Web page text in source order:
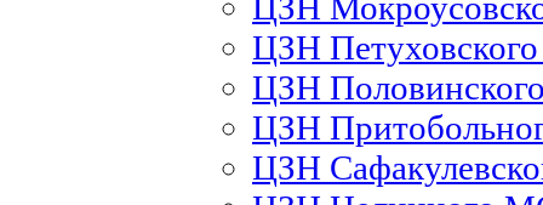
ЦЗН
ЦЗН
ЦЗН
ЦЗН